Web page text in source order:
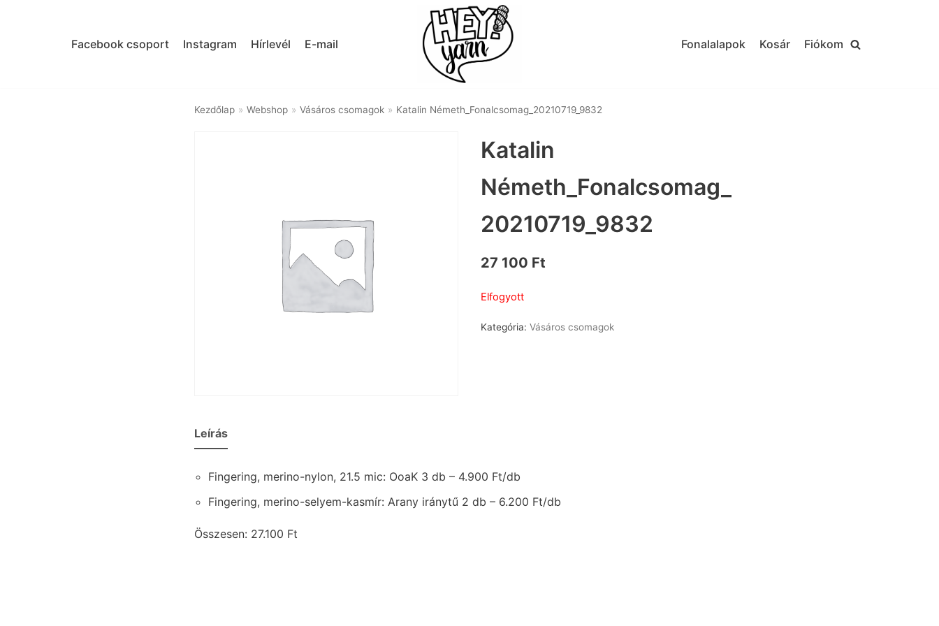
Facebook csoport Instagram Hírlevél E-mail Fonalalapok Kosár Fiókom
Kezdőlap » Webshop » Vásáros csomagok » Katalin Németh_Fonalcsomag_20210719_9832
Katalin
Németh_Fonalcsomag_
20210719_9832
27 100 Ft
Elfogyott
Kategória: Vásáros csomagok
Leírás
Fingering, merino-nylon, 21.5 mic: OoaK 3 db – 4.900 Ft/db
Fingering, merino-selyem-kasmír: Arany iránytű 2 db – 6.200 Ft/db
Összesen: 27.100 Ft